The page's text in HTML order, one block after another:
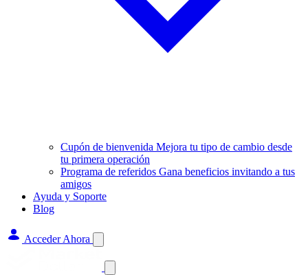
Cupón de bienvenida Mejora tu tipo de cambio desde
tu primera operación
Programa de referidos Gana beneficios invitando a tus
amigos
Ayuda y Soporte
Blog
Acceder Ahora